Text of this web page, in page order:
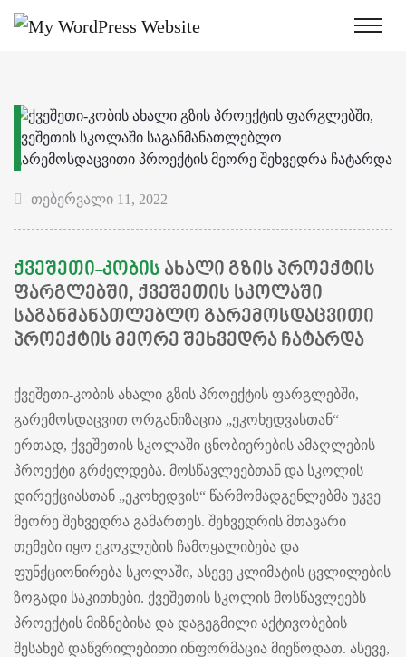
თებერვალი 11, 2022
ᲥᲕᲔᲨᲔᲗᲘ-ᲙᲝᲑᲘᲡ ᲐᲮᲐᲚᲘ ᲒᲖᲘᲡ ᲞᲠᲝᲔᲥᲢᲘᲡ
ᲤᲐᲠᲒᲚᲔᲑᲨᲘ, ᲥᲕᲔᲨᲔᲗᲘᲡ ᲡᲙᲝᲚᲐᲨᲘ
ᲡᲐᲒᲐᲜᲛᲐᲜᲐᲗᲚᲔᲑᲚᲝ ᲒᲐᲠᲔᲛᲝᲡᲓᲐᲪᲕᲘᲗᲘ
ᲞᲠᲝᲔᲥᲢᲘᲡ ᲛᲔᲝᲠᲔ ᲨᲔᲮᲕᲔᲓᲠᲐ ᲩᲐᲢᲐᲠᲓᲐ
ქვეშეთი-კობის ახალი გზის პროექტის ფარგლებში,
გარემოსდაცვით ორგანიზაცია „ეკოხედვასთან“
ერთად, ქვეშეთის სკოლაში ცნობიერების ამაღლების
პროექტი გრძელდება. მოსწავლეებთან და სკოლის
დირექციასთან „ეკოხედვის“ წარმომადგენლებმა უკვე
მეორე შეხვედრა გამართეს. შეხვედრის მთავარი
თემები იყო ეკოკლუბის ჩამოყალიბება და
ფუნქციონირება სკოლაში, ასევე კლიმატის ცვლილების
ზოგადი საკითხები. ქვეშეთის სკოლის მოსწავლეებს
პროექტის მიზნებისა და დაგეგმილი აქტივობების
შესახებ დაწვრილებითი ინფორმაცია მიეწოდათ. ასევე,